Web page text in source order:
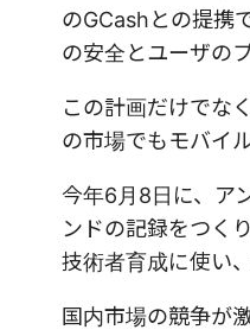
のGCashとの提携
の安全とユーザの
この計画だけでな
の市場でもモバイ
今年6月8日に、ア
ンドの記録をつく
技術者育成に使い
国内市場の競争が